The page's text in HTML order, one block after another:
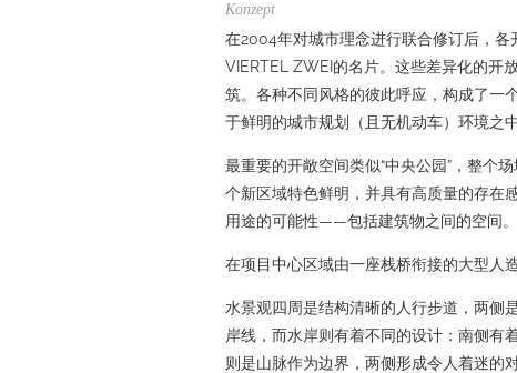
Konzept
在2004年对城市理念进行联合修订后，
VIERTEL ZWEI的名片。这些差异化的开
筑。各种不同风格的彼此呼应，构成了一
于鲜明的城市规划（且无机动车）环境之中
最重要的开敞空间类似“中央公园”，整个
个新区域特色鲜明，并具有高质量的存在
用途的可能性——包括建筑物之间的空间。
在项目中心区域由一座栈桥衔接的大型人
水景观四周是结构清晰的人行步道，两侧
岸线，而水岸则有着不同的设计：南侧有
则是山脉作为边界，两侧形成令人着迷的